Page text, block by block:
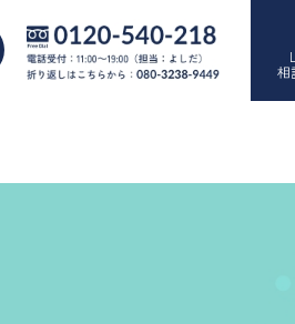
cache/style.css): No
on line108
相